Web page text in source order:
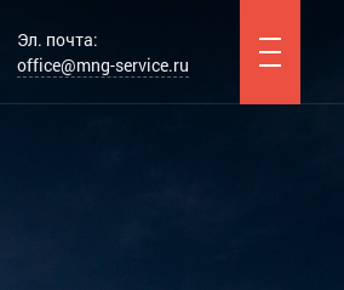
Эл. почта:
office@mng-service.ru